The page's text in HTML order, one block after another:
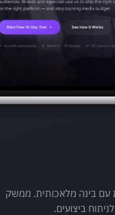
עם בינה מלאכותית. ממשק
ביצועים.